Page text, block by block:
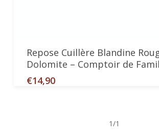
Ajouter Au Panier
Repose Cuillère Blandine
Dolomite – Comptoir de
€14,90
1/1